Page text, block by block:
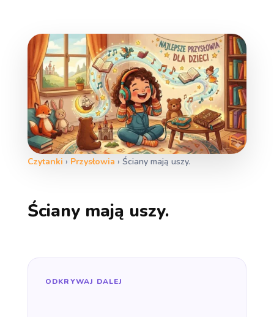
Czytanki › Przysłowia › Ściany mają uszy.
Ściany mają uszy.
ODKRYWAJ DALEJ